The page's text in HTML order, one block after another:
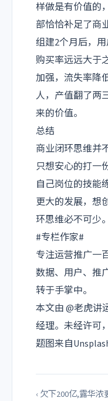
样做是有价值的
部恰恰补足了商
组建2个月后，
购买率远远大于
加强，流失率降
人，产值翻了两
来的价值。
总结
商业闭环思维并
只想安心的打一
自己岗位的技能
更大的发展，想
环思维必不可少。
#专栏作家#
专注运营推广一
数据、用户、推
转于手掌中。
本文由 @老虎讲
经理。未经许可
题图来自
‹ 欠下200亿,露华浓